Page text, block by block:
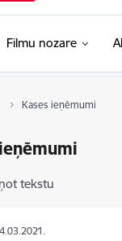
Filmu nozare
Kases ieņēmumi
tekstu